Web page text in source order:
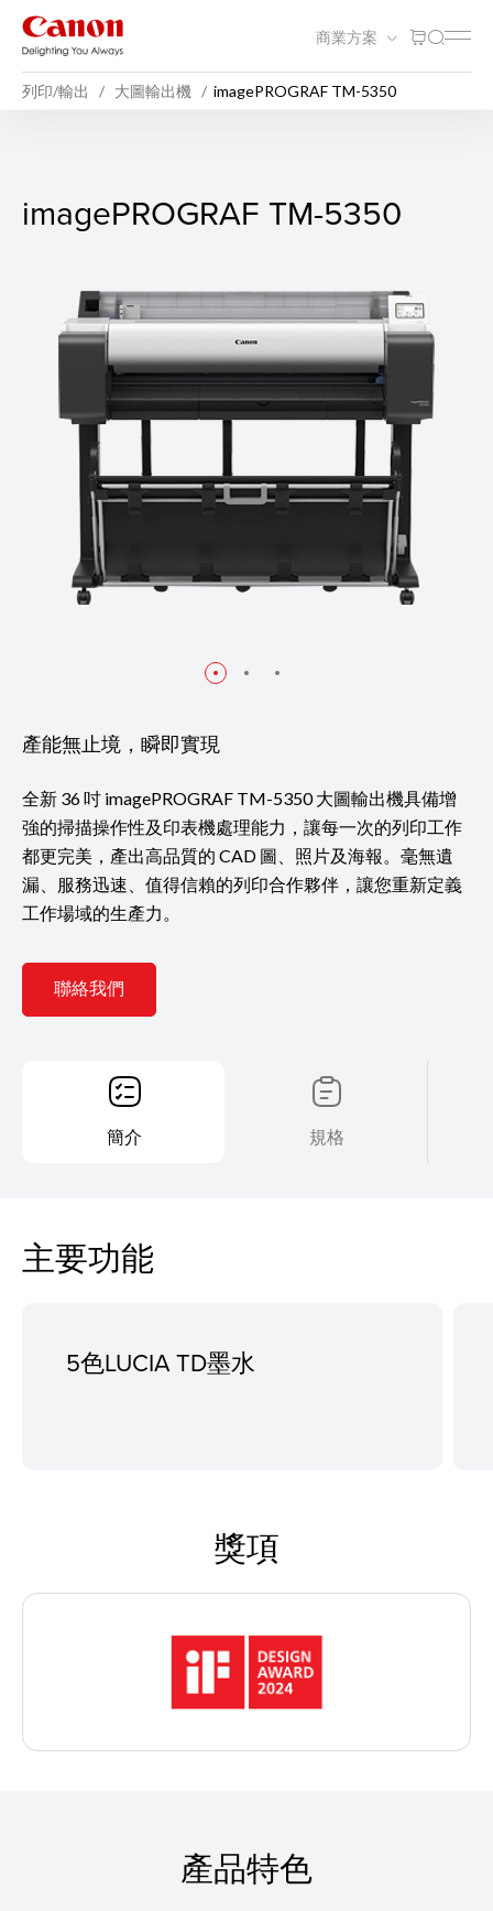
商業方案
列印/輸出 大圖輸出機 imagePROGRAF TM-5350
imagePROGRAF TM-5350
imagePROGRAF TM-5350
產能無止境，瞬即實現
全新 36 吋 imagePROGRAF TM-5350 大圖輸出機具備增
強的掃描操作性及印表機處理能力，讓每一次的列印工作
都更完美，產出高品質的 CAD 圖、照片及海報。毫無遺
漏、服務迅速、值得信賴的列印合作夥伴，讓您重新定義
工作場域的生產力。
聯絡我們
簡介 規格
主要功能
5色LUCIA TD墨水
獎項
產品特色